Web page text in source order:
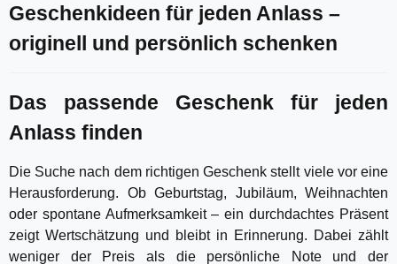
Geschenkideen für jeden Anlass –
originell und persönlich schenken
Das passende Geschenk für jeden
Anlass finden
Die Suche nach dem richtigen Geschenk stellt viele vor eine
Herausforderung. Ob Geburtstag, Jubiläum, Weihnachten
oder spontane Aufmerksamkeit – ein durchdachtes Präsent
zeigt Wertschätzung und bleibt in Erinnerung. Dabei zählt
weniger der Preis als die persönliche Note und der